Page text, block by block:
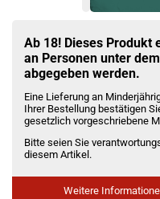
Check das
Absolut
Du willst
Schau mal
YiHi SX Auto Kit
Ab 18! Dieses Produkt
an Personen unter
abgegeben werden.
Eine Lieferung an
Ihrer Bestellung bestätigen
gesetzlich vorgeschriebene
Bitte seien Sie
diesem Artikel.
Weitere